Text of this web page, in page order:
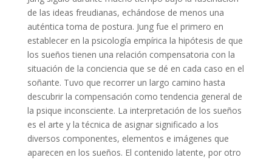
de las ideas freudianas, echándose de menos una
auténtica toma de postura. Jung fue el primero en
establecer en la psicología empírica la hipótesis de que
los sueños tienen una relación compensatoria con la
situación de la conciencia que se dé en cada caso en el
soñante.​ Tuvo que recorrer un largo camino hasta
descubrir la compensación como tendencia general de
la psique inconsciente. La interpretación de los sueños
es el arte y la técnica de asignar significado a los
diversos componentes, elementos e imágenes que
aparecen en los sueños. El contenido latente, por otro